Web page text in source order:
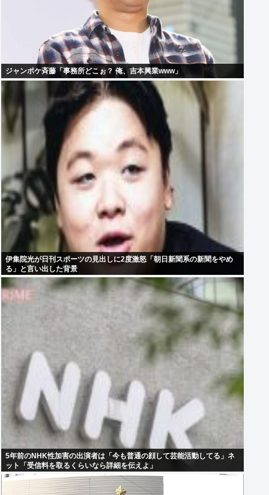
ジャンポケ斉藤「事務所どこぉ？ 俺、吉本興業www」
伊集院光が日刊スポーツの見出しに2度激怒「朝日新聞系の新聞をやめ
る」と言い出した背景
5年前のNHK性加害の出演者は「今も普通の顔して芸能活動してる」ネ
ット「受信料を取るくらいなら詳細を伝えよ」